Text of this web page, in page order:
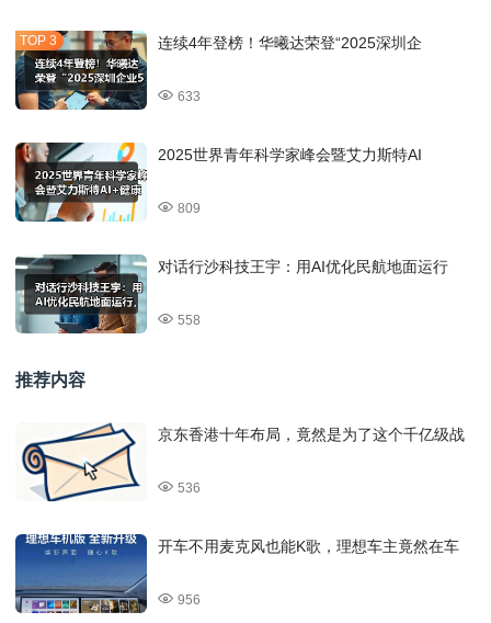
连续4年登榜！华曦达荣登“2025深圳企
633
2025世界青年科学家峰会暨艾力斯特AI
809
对话行沙科技王宇：用AI优化民航地面运行
558
推荐内容
京东香港十年布局，竟然是为了这个千亿级战
536
开车不用麦克风也能K歌，理想车主竟然在车
956